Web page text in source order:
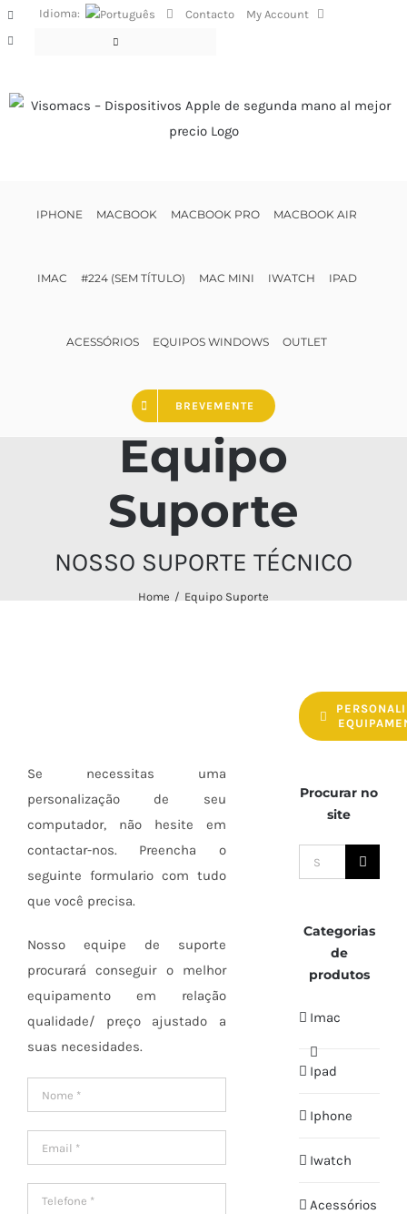
Skip
to
FacebookIdioma: Contacto My Account
IPHONE MACBOOK MACBOOK PRO MACBOOK AIR
IMAC #224 (SEM TÍTULO) MAC MINI IWATCH IPAD
ACESSÓRIOS EQUIPOS WINDOWS OUTLET
BREVEMENTE
Equipo
Suporte
NOSSO SUPORTE TÉCNICO
Home Equipo Suporte
Se necessitas uma
personalização de seu
computador, não hesite em
contactar-nos. Preencha o
seguinte formulario com tudo
que você precisa.
Nosso equipe de suporte
procurará conseguir o melhor
equipamento em relação
qualidade/ preço ajustado a
suas necesidades.
Procurar no
site
Search
for:
Categorias
de
produtos
Imac
Ipad
Iphone
Iwatch
Acessórios